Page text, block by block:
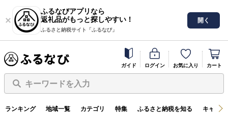
ふるなびアプリなら
返礼品がもっと探しやすい！
ふるさと納税サイト「ふるなび」
開く
ガイド ログイン お気に入り カート
キーワードを入力
ランキング 地域一覧 カテゴリ 特集 ふるさと納税を知る キャン